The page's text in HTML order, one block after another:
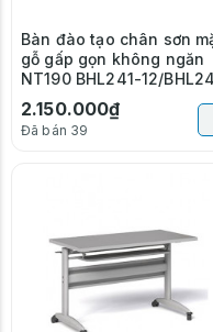
Bàn đào tạo chân sơn
gỗ gấp gọn không ngăn
NT190 BHL241-12/
14
2.150.000₫
Đã bán 39